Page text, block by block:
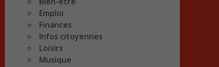
Emploi
Finances
Infos citoyennes
Loisirs
Musique